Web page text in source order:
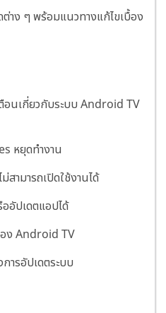
าง ๆ พร้อมแนวทางแก้ไขเบื้อง
อนเกี่ยวกับระบบ Android TV
หยุดทำงาน
ามารถเปิดใช้งานได้
ออัปเดตแอปได้
ง Android TV
ารอัปเดตระบบ